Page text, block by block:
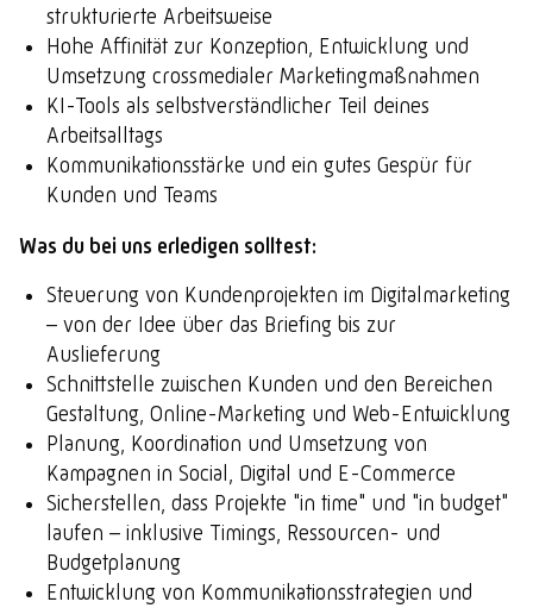
strukturierte Arbeitsweise
Hohe Affinität zur Konzeption, Entwicklung und
Umsetzung crossmedialer Marketingmaßnahmen
KI-Tools als selbstverständlicher Teil deines
Arbeitsalltags
Kommunikationsstärke und ein gutes Gespür für
Kunden und Teams
Was du bei uns erledigen solltest:
Steuerung von Kundenprojekten im Digitalmarketing
– von der Idee über das Briefing bis zur
Auslieferung
Schnittstelle zwischen Kunden und den Bereichen
Gestaltung, Online-Marketing und Web-Entwicklung
Planung, Koordination und Umsetzung von
Kampagnen in Social, Digital und E-Commerce
Sicherstellen, dass Projekte "in time" und "in budget"
laufen – inklusive Timings, Ressourcen- und
Budgetplanung
Entwicklung von Kommunikationsstrategien und